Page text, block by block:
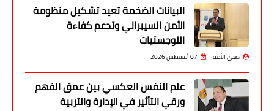
البيانات الضخمة تعيد تشكيل منظومة
الأمن السيبراني وتدعم كفاءة
اللوجستيات
صدى الأمة 07 أغسطس 2026
علم النفس العكسي بين عمق الفهم
ورقي التأثير في الإدارة والتربية